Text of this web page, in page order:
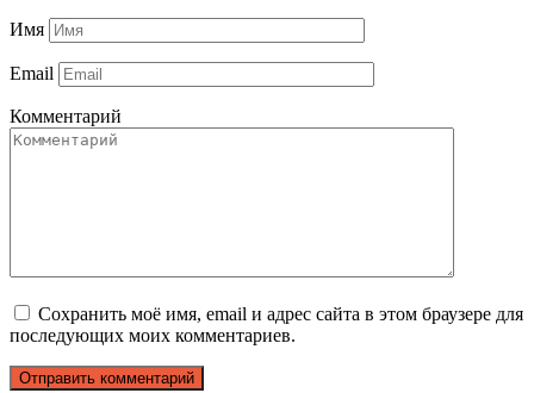
Имя
Email
Комментарий
Сохранить моё имя, email и адрес сайта в этом браузере для
последующих моих комментариев.